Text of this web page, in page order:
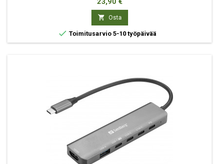
 Osta
 Toimitusarvio 5-10 työpäivää